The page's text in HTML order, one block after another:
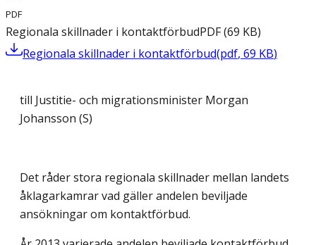
PDF
Regionala skillnader i kontaktförbudPDF(69 KB)
Regionala skillnader i kontaktförbud(pdf, 69 KB)
till Justitie- och migrationsminister Morgan
Johansson (S)
Det råder stora regionala skillnader mellan landets
åklagarkamrar vad gäller andelen beviljade
ansökningar om kontaktförbud.